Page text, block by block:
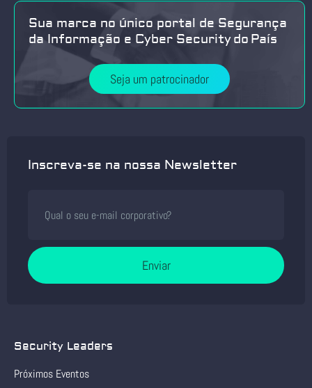
Sua marca no único portal de Segurança
da Informação e Cyber Security do País
Seja um patrocinador
Inscreva-se na nossa Newsletter
Enviar
Security Leaders
Próximos Eventos